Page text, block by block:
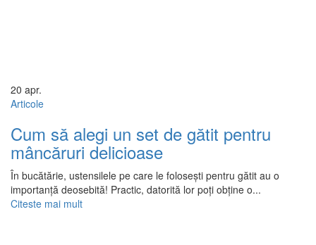
20 apr.
Articole
Cum să alegi un set de gătit pentru
mâncăruri delicioase
În bucătărie, ustensilele pe care le folosești pentru gătit au o
importanță deosebită! Practic, datorită lor poți obține o...
Citeste mai mult